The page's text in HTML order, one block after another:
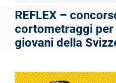
REFLEX –
cortometraggi per
giovani della
View